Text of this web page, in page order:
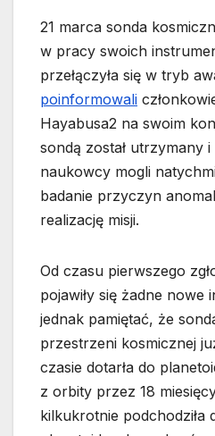
21 marca sonda
w pracy swoich
przełączyła się w tryb
poinformowali
Hayabusa2 na swoim
sondą został utrzymany
naukowcy mogli
badanie przyczyn
realizację misji.
Od czasu pierwszego
pojawiły się żadne nowe
jednak pamiętać, że
przestrzeni kosmicznej
czasie dotarła do
z orbity przez 18
kilkukrotnie podchodziła